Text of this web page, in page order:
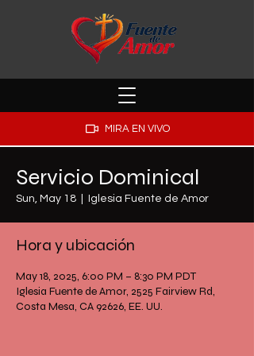
MIRA EN VIVO
Servicio Dominical
Sun, May 18 Iglesia Fuente de Amor
Hora y ubicación
May 18, 2025, 6:00 PM – 8:30 PM PDT
Iglesia Fuente de Amor, 2525 Fairview Rd,
Costa Mesa, CA 92626, EE. UU.